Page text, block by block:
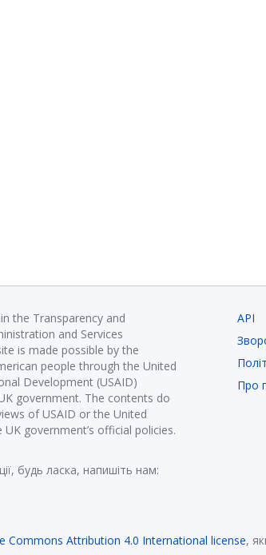
the Transparency and
and Services
is made possible by the
people through the United
Development (USAID)
government. The contents do
of USAID or the United
government’s official policies.
будь ласка, напишіть нам:
API
Про
Commons Attribution 4.0 International license,